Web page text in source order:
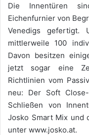
Die Innentüren
Eichenfurnier von
Venedigs gefertigt.
mittlerweile 100
Davon besitzen
jetzt sogar eine
Richtlinien vom
neu: Der Soft
Schließen von
Josko Smart Mix und
unter www.josko.at.